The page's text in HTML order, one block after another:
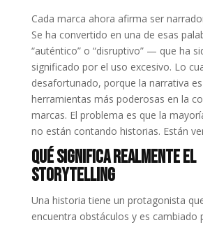
Cada marca ahora afirma ser
Se ha convertido en una de esas
“auténtico” o “disruptivo” — que ha
significado por el uso excesivo. Lo
desafortunado, porque la narrativa
herramientas más poderosas en la
marcas. El problema es que la
no están contando historias. Están
Qué Significa Realmente el
Storytelling
Una historia tiene un protagonista
encuentra obstáculos y es cambiado